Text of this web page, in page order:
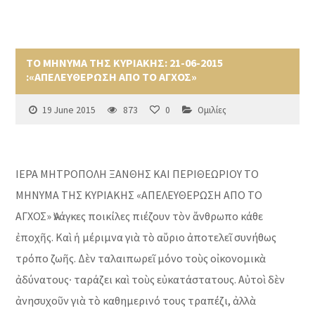
ΤΟ ΜΗΝΥΜΑ ΤΗΣ ΚΥΡΙΑΚΗΣ: 21-06-2015
:«ΑΠΕΛΕΥΘΕΡΩΣΗ ΑΠΟ ΤΟ ΑΓΧΟΣ»
19 June 2015 873 0 Ομιλίες
ΙΕΡΑ ΜΗΤΡΟΠΟΛΗ ΞΑΝΘΗΣ ΚΑΙ ΠΕΡΙΘΕΩΡΙΟΥ ΤΟ
ΜΗΝΥΜΑ ΤΗΣ ΚΥΡΙΑΚΗΣ «ΑΠΕΛΕΥΘΕΡΩΣΗ ΑΠΟ ΤΟ
ΑΓΧΟΣ» Ἀνάγκες ποικίλες πιέζουν τὸν ἄνθρωπο κάθε
ἐποχῆς. Καὶ ἡ μέριμνα γιὰ τὸ αὔριο ἀποτελεῖ συνήθως
τρόπο ζωῆς. Δὲν ταλαιπωρεῖ μόνο τοὺς οἰκονομικὰ
ἀδύνατους∙ ταράζει καὶ τοὺς εὐκατάστατους. Αὐτοὶ δὲν
ἀνησυχοῦν γιὰ τὸ καθημερινό τους τραπέζι, ἀλλὰ